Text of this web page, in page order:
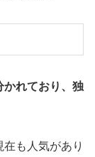
かれており、独
も人気があり